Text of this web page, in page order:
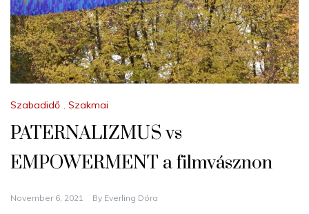
Szabadidő , Szakmai
PATERNALIZMUS vs
EMPOWERMENT a filmvásznon
November 6, 2021 By Everling Dóra